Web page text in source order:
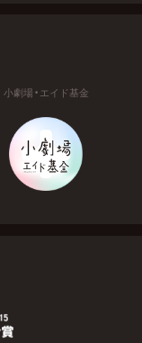
小劇場・エイド基金